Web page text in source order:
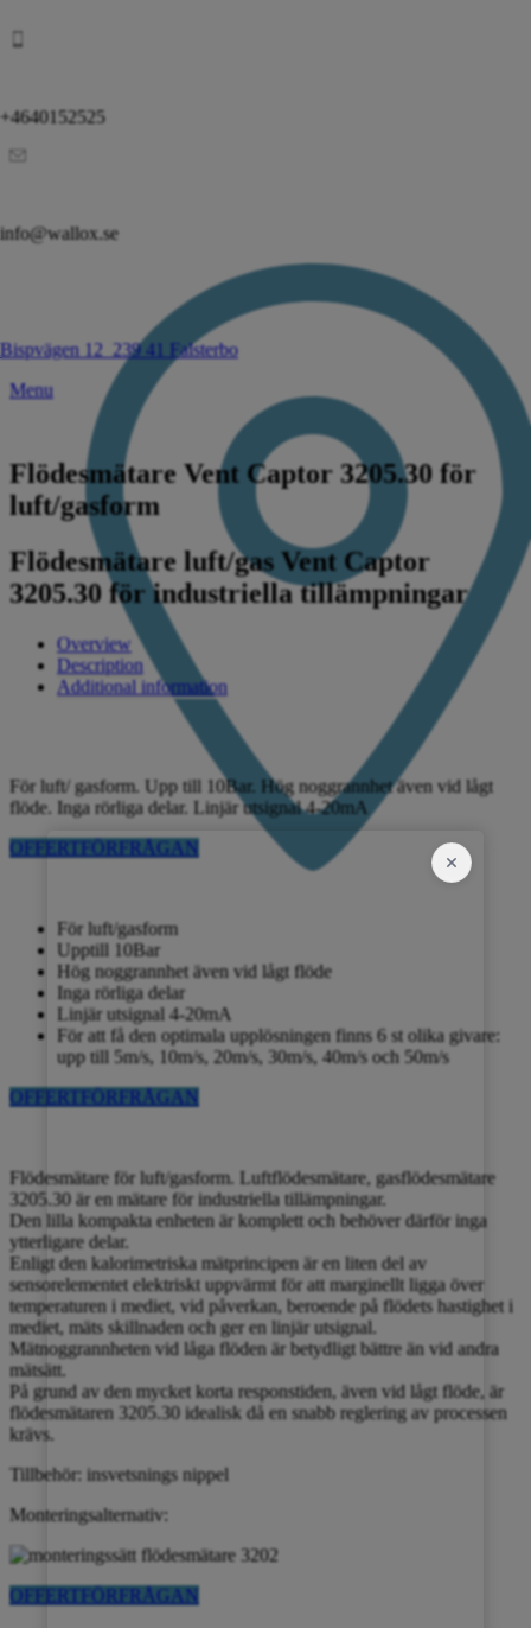
+4640152525
info@wallox.se
Bispvägen 12 239 41 Falsterbo
Menu
Flödesmätare Vent Captor 3205.30 för
luft/gasform
Flödesmätare luft/gas Vent Captor
3205.30 för industriella tillämpningar
Overview
Description
Additional information
För luft/ gasform. Upp till 10Bar. Hög noggrannhet även vid lågt
flöde. Inga rörliga delar. Linjär utsignal 4-20mA
OFFERTFÖRFRÅGAN
För luft/gasform
Upptill 10Bar
Hög noggrannhet även vid lågt flöde
Inga rörliga delar
Linjär utsignal 4-20mA
För att få den optimala upplösningen finns 6 st olika givare:
upp till 5m/s, 10m/s, 20m/s, 30m/s, 40m/s och 50m/s
OFFERTFÖRFRÅGAN
Flödesmätare för luft/gasform. Luftflödesmätare, gasflödesmätare
3205.30 är en mätare för industriella tillämpningar.
Den lilla kompakta enheten är komplett och behöver därför inga
ytterligare delar.
Enligt den kalorimetriska mätprincipen är en liten del av
sensorelementet elektriskt uppvärmt för att marginellt ligga över
temperaturen i mediet, vid påverkan, beroende på flödets hastighet i
mediet, mäts skillnaden och ger en linjär utsignal.
Mätnoggrannheten vid låga flöden är betydligt bättre än vid andra
mätsätt.
På grund av den mycket korta responstiden, även vid lågt flöde, är
flödesmätaren 3205.30 idealisk då en snabb reglering av processen
krävs.
Tillbehör: insvetsnings nippel
Monteringsalternativ:
OFFERTFÖRFRÅGAN